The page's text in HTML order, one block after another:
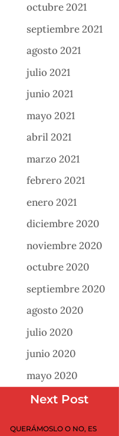
octubre 2021
septiembre 2021
agosto 2021
julio 2021
junio 2021
mayo 2021
abril 2021
marzo 2021
febrero 2021
enero 2021
diciembre 2020
noviembre 2020
octubre 2020
septiembre 2020
agosto 2020
julio 2020
junio 2020
mayo 2020
abril 2020
Next Post
QUERÁMOSLO O NO, ES